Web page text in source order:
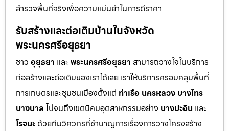
สำรวจพื้นที่จริงเพื่อความแม่นยำในการตีราคา
รับสร้างและต่อเติมบ้านในจังหวัด
พระนครศรีอยุธยา
ชาว อุยุธยา และ พระนครศรีอยุธยา สามารถวางใจในบริการ
ก่อสร้างและต่อเติมของเราได้เลย เราให้บริการครอบคลุมพื้นที่
การเกษตรและชุมชนเมืองตั้งแต่ ท่าเรือ นครหลวง บางไทร
บางบาล ไปจนถึงเขตนิคมอุตสาหกรรมอย่าง บางปะอิน และ
โรจนะ ด้วยทีมวิศวกรที่ชำนาญการเรื่องการวางโครงสร้าง